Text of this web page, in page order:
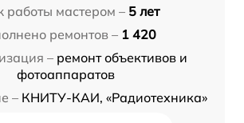
работы мастером – 5 лет
ремонтов – 1 420
– ремонт объективов и
фотоаппаратов
– КНИТУ-КАИ, «Радиотехника»